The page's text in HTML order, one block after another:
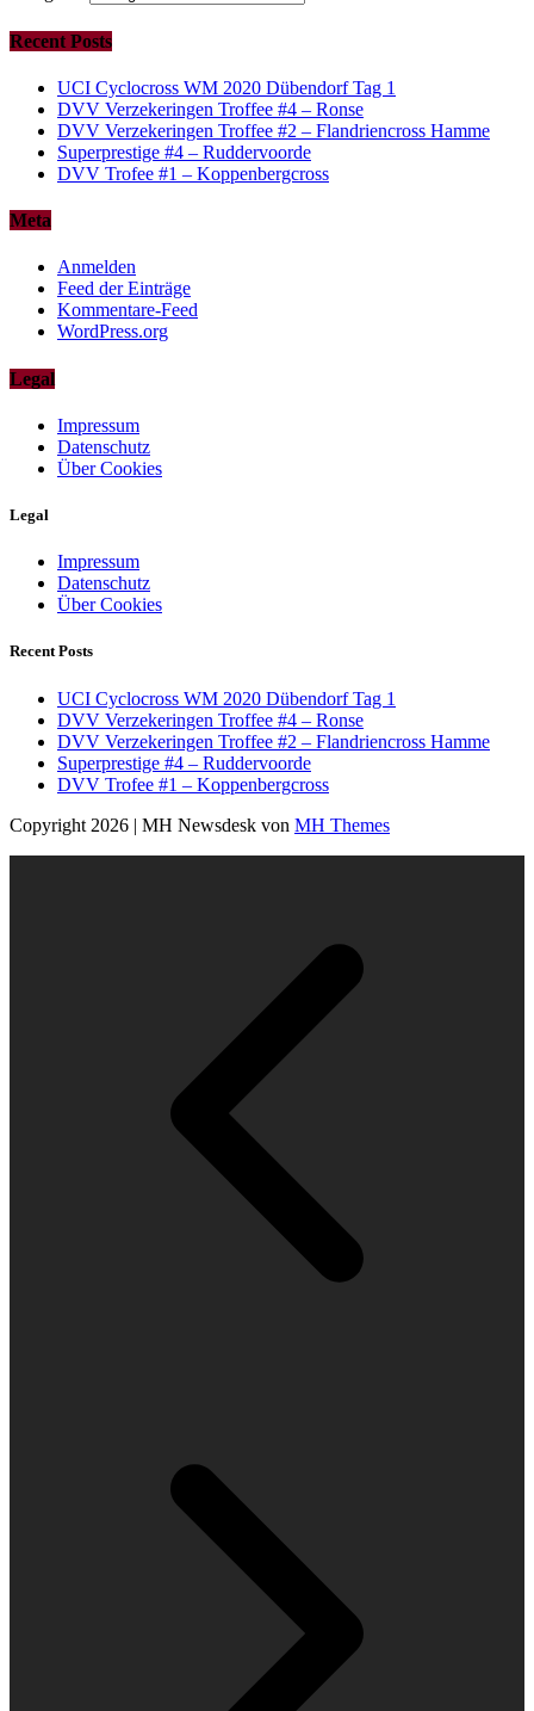
Recent Posts
UCI Cyclocross WM 2020 Dübendorf Tag 1
DVV Verzekeringen Troffee #4 – Ronse
DVV Verzekeringen Troffee #2 – Flandriencross Hamme
Superprestige #4 – Ruddervoorde
DVV Trofee #1 – Koppenbergcross
Meta
Anmelden
Feed der Einträge
Kommentare-Feed
WordPress.org
Legal
Impressum
Datenschutz
Über Cookies
Legal
Impressum
Datenschutz
Über Cookies
Recent Posts
UCI Cyclocross WM 2020 Dübendorf Tag 1
DVV Verzekeringen Troffee #4 – Ronse
DVV Verzekeringen Troffee #2 – Flandriencross Hamme
Superprestige #4 – Ruddervoorde
DVV Trofee #1 – Koppenbergcross
Copyright 2026 | MH Newsdesk von MH Themes